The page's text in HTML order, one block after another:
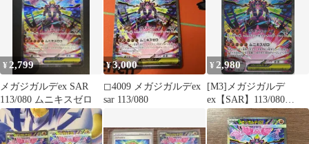
¥ 2,799
メガジガルデex SAR
113/080 ムニキスゼロ
¥3,000
◻︎4009 メガジガルデex
sar 113/080
¥ 2,980
[M3]メガジガルデ
ex【SAR】113/080
ITLP10UOJQPM